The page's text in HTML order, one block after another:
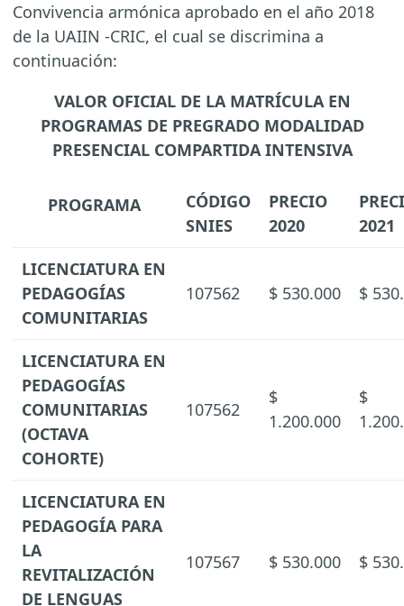
Convivencia armónica aprobado en el año 2018
de la UAIIN -CRIC, el cual se discrimina a
continuación:
VALOR OFICIAL DE LA MATRÍCULA EN
PROGRAMAS DE PREGRADO MODALIDAD
PRESENCIAL COMPARTIDA INTENSIVA
PROGRAMA
CÓDIGO
SNIES
PRECIO
2020
2021
LICENCIATURA EN
PEDAGOGÍAS
COMUNITARIAS
107562 $ 530.000 $
LICENCIATURA EN
PEDAGOGÍAS
COMUNITARIAS
(OCTAVA
COHORTE)
107562
$
1.200.000
$
LICENCIATURA EN
PEDAGOGÍA PARA
LA
REVITALIZACIÓN
DE LENGUAS
107567 $ 530.000 $